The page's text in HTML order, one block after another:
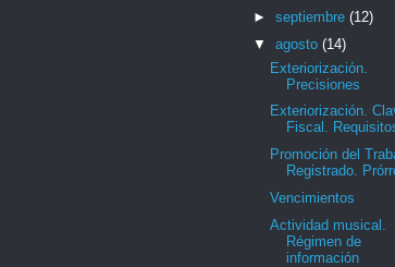
► septiembre (12)
▼ agosto (14)
Exteriorización.
Precisiones
Exteriorización.
Fiscal.
Promoción del
Registrado.
Vencimientos
Actividad musical.
Régimen de
información